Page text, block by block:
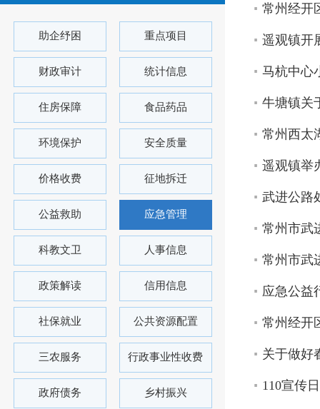
助企纾困 重点项目
财政审计 统计信息
住房保障 食品药品
环境保护 安全质量
价格收费 征地拆迁
公益救助 应急管理
科教文卫 人事信息
政策解读 信用信息
社保就业 公共资源配置
三农服务 行政事业性收费
政府债务 乡村振兴
常州经开
遥观镇开
马杭中心
牛塘镇关
常州西太
遥观镇举
武进公路
常州市武
常州市武
应急公益
常州经开
关于做好
110宣传日